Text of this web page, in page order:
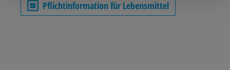
Pflichtinformation für Lebensmittel